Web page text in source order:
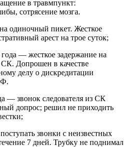
в травмпункт:
сотрясение мозга.
одиночный пикет. Жесткое
арест на трое суток;
— жесткое задержание на
Допрошен в качестве
делу о дискредитации
— звонок следователя из СК
допрос; решил не приходить
звонки с неизвестных
7 дней. Трубку не поднимал